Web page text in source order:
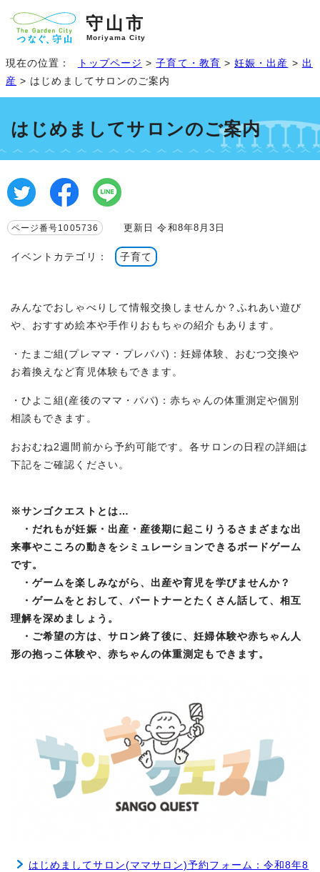
守山市
Moriyama City
現在の位置： トップページ >子育て・教育 >妊娠・出産 > 出
産 > はじめましてサロンのご案内
はじめましてサロンのご案内
ページ番号1005736 更新日 令和8年8月3日
イベントカテゴリ： 子育て
みんなでおしゃべりして情報交換しませんか？ふれあい遊び
や、おすすめ絵本や手作りおもちゃの紹介もあります。
・たまご組(プレママ・プレパパ)：妊婦体験、おむつ交換や
お着換えなど育児体験もできます。
・ひよこ組(産後のママ・パパ)：赤ちゃんの体重測定や個別
相談もできます。
おおむね2週間前から予約可能です。各サロンの日程の詳細は
下記をご確認ください。
※サンゴクエストとは…
・だれもが妊娠・出産・産後期に起こりうるさまざまな出
来事やこころの動きをシミュレーションできるボードゲーム
です。
・ゲームを楽しみながら、出産や育児を学びませんか？
・ゲームをとおして、パートナーとたくさん話して、相互
理解を深めましょう。
・ご希望の方は、サロン終了後に、妊婦体験や赤ちゃん人
形の抱っこ体験や、赤ちゃんの体重測定もできます。
はじめましてサロン(ママサロン)予約フォーム：令和8年8